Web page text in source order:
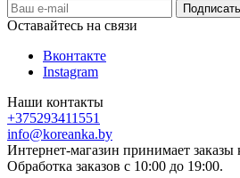
Оставайтесь на связи
Вконтакте
Instagram
Наши контакты
+375293411551
info@koreanka.by
Интернет-магазин принимает заказы
Обработка заказов с 10:00 до 19:00.